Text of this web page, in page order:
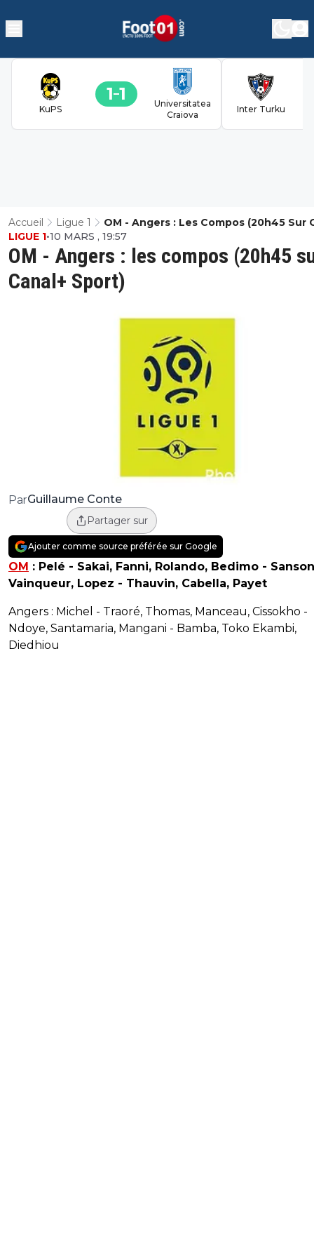
KuPS
1 1
Universitatea
Craiova
Inter Turku
Accueil Ligue 1
OM - Angers : Les Compos (20h45 Sur
Sport)
OM - Angers : les compos (20h45
Canal+ Sport)
LIGUE 1•10 MARS , 19:57
ParGuillaume Conte
Partager sur
Ajouter comme source préférée sur Google
OM : Pelé - Sakai, Fanni, Rolando, Bedimo -
Vainqueur, Lopez - Thauvin, Cabella, Payet
Angers : Michel - Traoré, Thomas, Manceau, Cissokho -
Ndoye, Santamaria, Mangani - Bamba, Toko Ekambi,
Diedhiou